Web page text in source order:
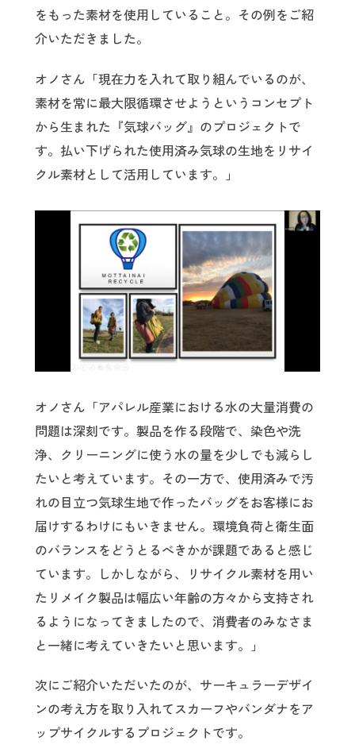
をもった素材を使用していること。その例をご紹
介いただきました。
オノさん「現在力を入れて取り組んでいるのが、
素材を常に最大限循環させようというコンセプト
から生まれた『気球バッグ』のプロジェクトで
す。払い下げられた使用済み気球の生地をリサイ
クル素材として活用しています。」
オノさん「アパレル産業における水の大量消費の
問題は深刻です。製品を作る段階で、染色や洗
浄、クリーニングに使う水の量を少しでも減らし
たいと考えています。その一方で、使用済みで汚
れの目立つ気球生地で作ったバッグをお客様にお
届けするわけにもいきません。環境負荷と衛生面
のバランスをどうとるべきかが課題であると感じ
ています。しかしながら、リサイクル素材を用い
たリメイク製品は幅広い年齢の方々から支持され
るようになってきましたので、消費者のみなさま
と一緒に考えていきたいと思います。」
次にご紹介いただいたのが、サーキュラーデザイ
ンの考え方を取り入れてスカーフやバンダナをア
ップサイクルするプロジェクトです。